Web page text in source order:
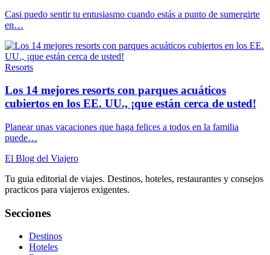
Casi puedo sentir tu entusiasmo cuando estás a punto de sumergirte
en…
Resorts
Los 14 mejores resorts con parques acuáticos
cubiertos en los EE. UU., ¡que están cerca de usted!
Planear unas vacaciones que haga felices a todos en la familia
puede…
El Blog del Viajero
Tu guia editorial de viajes. Destinos, hoteles, restaurantes y consejos
practicos para viajeros exigentes.
Secciones
Destinos
Hoteles